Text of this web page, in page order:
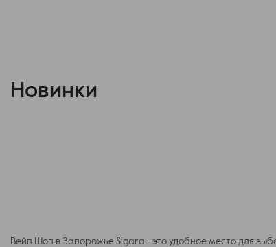
Новинки
Вейп Шоп в Запорожье Sigara - это удобное место для